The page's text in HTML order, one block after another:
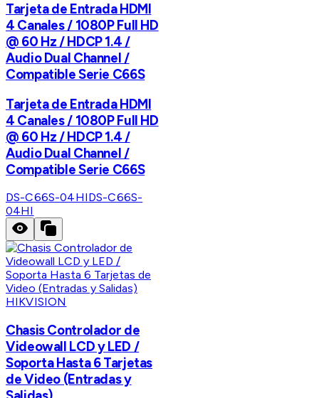
Tarjeta de Entrada HDMI
4 Canales / 1080P Full HD
@ 60 Hz / HDCP 1.4 /
Audio Dual Channel /
Compatible Serie C66S
Tarjeta de Entrada HDMI
4 Canales / 1080P Full HD
@ 60 Hz / HDCP 1.4 /
Audio Dual Channel /
Compatible Serie C66S
DS-C66S-04HIDS-C66S-
04HI
HIKVISION
Chasis Controlador de
Videowall LCD y LED /
Soporta Hasta 6 Tarjetas
de Video (Entradas y